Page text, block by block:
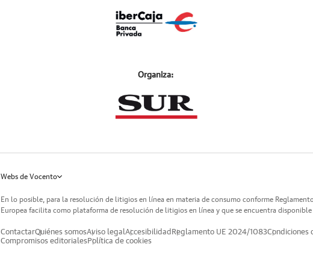
Organiza:
Webs de Vocento
En lo posible, para la resolución de litigios en línea en materia de consumo conforme
Europea facilita como plataforma de resolución de litigios en línea y que se encuentra disponible
ContactarQuiénes somosAviso legalAccesibilidad Reglamento UE 2024/1083Condiciones
Compromisos editorialesPolítica de cookies